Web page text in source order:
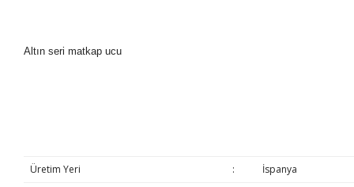
Altın seri matkap ucu
Üretim Yeri :
İspanya